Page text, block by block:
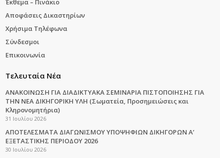
Έκθεμα – Πινάκιο
Αποφάσεις Δικαστηρίων
Χρήσιμα Τηλέφωνα
Σύνδεσμοι
Επικοινωνία
Τελευταία Νέα
ΑΝΑΚΟΙΝΩΣΗ ΓΙΑ ΔΙΑΔΙΚΤΥΑΚΑ ΣΕΜΙΝΑΡΙΑ ΠΙΣΤΟΠΟΙΗΣΗΣ ΓΙΑ
ΤΗΝ ΝΕΑ ΔΙΚΗΓΟΡΙΚΗ ΥΛΗ (Σωματεία, Προσημειώσεις και
Κληρονομητήρια)
31 Ιουλίου 2026
ΑΠΟΤΕΛΕΣΜΑΤΑ ΔΙΑΓΩΝΙΣΜΟΥ ΥΠΟΨΗΦΙΩΝ ΔΙΚΗΓΟΡΩΝ Α’
ΕΞΕΤΑΣΤΙΚΗΣ ΠΕΡΙΟΔΟΥ 2026
30 Ιουλίου 2026